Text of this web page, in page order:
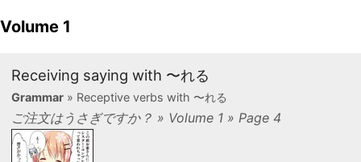
Volume 1
Receiving saying with 〜れる
Grammar» Receptive verbs with 〜れる
ご注文はうさぎですか？ » Volume 1 » Page 4